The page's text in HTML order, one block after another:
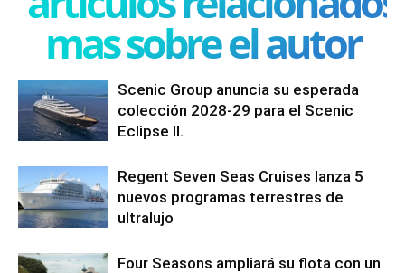
mas sobre el autor
Scenic Group anuncia su esperada
colección 2028-29 para el Scenic
Eclipse II.
Regent Seven Seas Cruises lanza 5
nuevos programas terrestres de
ultralujo
Four Seasons ampliará su flota con un